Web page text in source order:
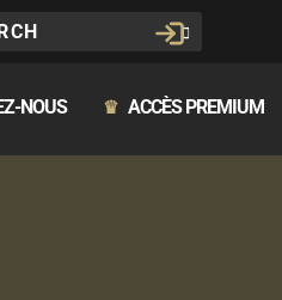
NOUS ♛ ACCÈS PREMIUM